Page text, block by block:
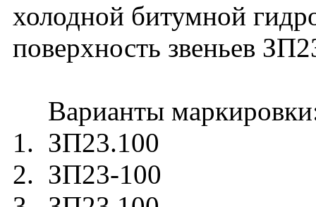
холодной битумной
поверхность звеньев
Варианты
1. ЗП23.100
2. ЗП23-100